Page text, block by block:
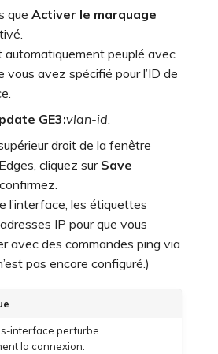
que Activer le marquage
automatiquement peuplé avec
vous avez spécifié pour l’ID de
GE3:vlan-id
droit de la fenêtre
cliquez sur Save
l’interface, les étiquettes
IP pour que vous
avec des commandes ping via
pas encore configuré.)
interface perturbe
la connexion.